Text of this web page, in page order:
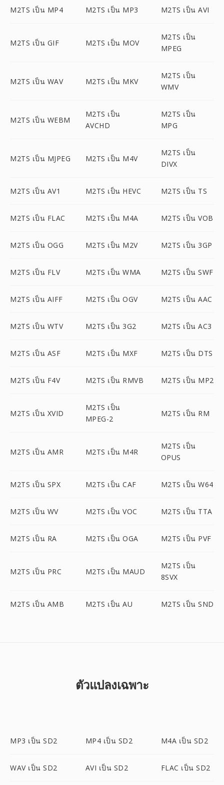
M2TS เป็น MP4 M2TS เป็น MP3 M2TS เป็น AVI
M2TS เป็น GIF M2TS เป็น MOV
M2TS เป็น
MPEG
M2TS เป็น WAV M2TS เป็น MKV
M2TS เป็น
WMV
M2TS เป็น WEBM
M2TS เป็น
AVCHD
M2TS เป็น
MPG
M2TS เป็น MJPEG M2TS เป็น M4V
M2TS เป็น
DIVX
M2TS เป็น AV1 M2TS เป็น HEVC M2TS เป็น TS
M2TS เป็น FLAC M2TS เป็น M4A M2TS เป็น VOB
M2TS เป็น OGG M2TS เป็น M2V M2TS เป็น 3GP
M2TS เป็น FLV M2TS เป็น WMA M2TS เป็น SWF
M2TS เป็น AIFF M2TS เป็น OGV M2TS เป็น AAC
M2TS เป็น WTV M2TS เป็น 3G2 M2TS เป็น AC3
M2TS เป็น ASF M2TS เป็น MXF M2TS เป็น DTS
M2TS เป็น F4V M2TS เป็น RMVB M2TS เป็น MP2
M2TS เป็น XVID
M2TS เป็น
MPEG-2
M2TS เป็น RM
M2TS เป็น AMR M2TS เป็น M4R
M2TS เป็น
OPUS
M2TS เป็น SPX M2TS เป็น CAF M2TS เป็น W64
M2TS เป็น WV M2TS เป็น VOC M2TS เป็น TTA
M2TS เป็น RA M2TS เป็น OGA M2TS เป็น PVF
M2TS เป็น PRC M2TS เป็น MAUD
M2TS เป็น
8SVX
M2TS เป็น AMB M2TS เป็น AU M2TS เป็น SND
ตัวแปลงเฉพาะ
MP3 เป็น SD2 MP4 เป็น SD2 M4A เป็น SD2
WAV เป็น SD2 AVI เป็น SD2 FLAC เป็น SD2